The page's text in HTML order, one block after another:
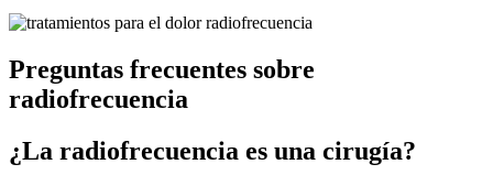
Preguntas frecuentes sobre
radiofrecuencia
¿La radiofrecuencia es una cirugía?